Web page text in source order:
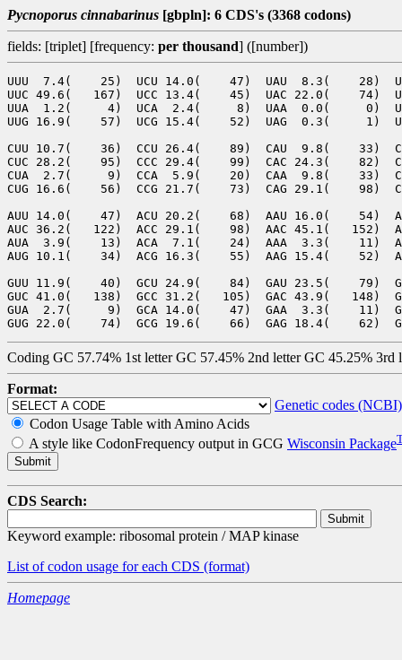
Pycnoporus cinnabarinus [gbpln]: 6 CDS's (3368 codons)
fields: [triplet] [frequency: per thousand] ([number])
UUU  7.4(    25)  UCU 14.0(    47)  UAU  8.3(    28)
UUC 49.6(   167)  UCC 13.4(    45)  UAC 22.0(    74)
UUA  1.2(     4)  UCA  2.4(     8)  UAA  0.0(     0)
UUG 16.9(    57)  UCG 15.4(    52)  UAG  0.3(     1)
CUU 10.7(    36)  CCU 26.4(    89)  CAU  9.8(    33)
CUC 28.2(    95)  CCC 29.4(    99)  CAC 24.3(    82)
CUA  2.7(     9)  CCA  5.9(    20)  CAA  9.8(    33)
CUG 16.6(    56)  CCG 21.7(    73)  CAG 29.1(    98)
AUU 14.0(    47)  ACU 20.2(    68)  AAU 16.0(    54)
AUC 36.2(   122)  ACC 29.1(    98)  AAC 45.1(   152)
AUA  3.9(    13)  ACA  7.1(    24)  AAA  3.3(    11)
AUG 10.1(    34)  ACG 16.3(    55)  AAG 15.4(    52)
GUU 11.9(    40)  GCU 24.9(    84)  GAU 23.5(    79)
GUC 41.0(   138)  GCC 31.2(   105)  GAC 43.9(   148)
GUA  2.7(     9)  GCA 14.0(    47)  GAA  3.3(    11)
Coding GC 57.74% 1st letter GC 57.45% 2nd letter GC 45.25% 3rd
Format:
Genetic codes (NCBI)
Codon Usage Table with Amino Acids
A style like CodonFrequency output in GCG Wisconsin Package
CDS Search:
Keyword example: ribosomal protein / MAP kinase
List of codon usage for each CDS (format)
Homepage